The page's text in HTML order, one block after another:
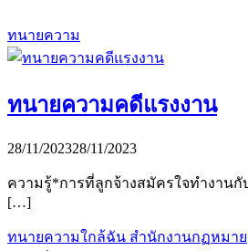
ทนายความ
ทนายความคดีแรงงาน
28/11/202328/11/2023
ความรู้*การที่ลูกจ้างสมัครใจทำงานกั
[…]
ทนายความใกล้ฉัน สำนักงานกฏหมาย